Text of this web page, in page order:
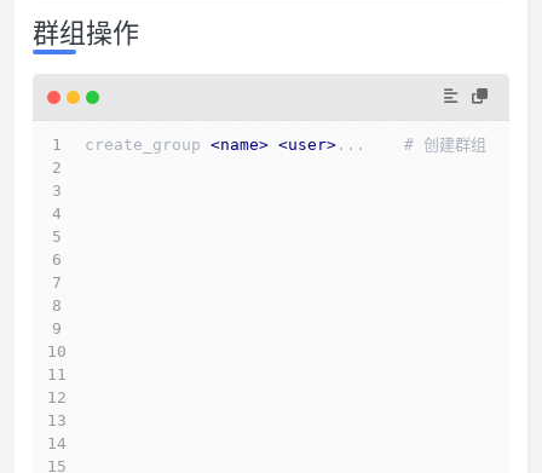
群组操作
create_group <name> <user> ...    # 创建群组